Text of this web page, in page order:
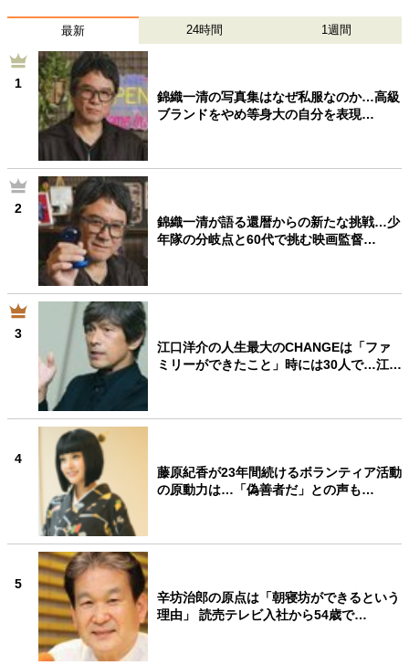
最新 24時間 1週間
1
錦織一清の写真集はなぜ私服なのか…高級
ブランドをやめ等身大の自分を表現…
2
錦織一清が語る還暦からの新たな挑戦…少
年隊の分岐点と60代で挑む映画監督…
3
江口洋介の人生最大のCHANGEは「ファ
ミリーができたこと」時には30人で…江…
4
藤原紀香が23年間続けるボランティア活動
の原動力は…「偽善者だ」との声も…
5
辛坊治郎の原点は「朝寝坊ができるという
理由」 読売テレビ入社から54歳で…